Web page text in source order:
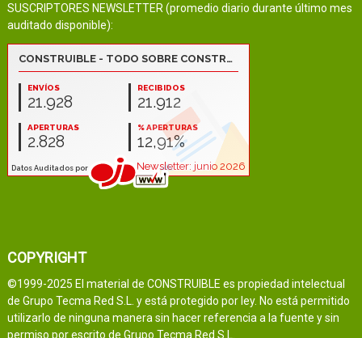
SUSCRIPTORES NEWSLETTER (promedio diario durante último mes
auditado disponible):
COPYRIGHT
©1999-2025 El material de CONSTRUIBLE es propiedad intelectual
de Grupo Tecma Red S.L. y está protegido por ley. No está permitido
utilizarlo de ninguna manera sin hacer referencia a la fuente y sin
permiso por escrito de Grupo Tecma Red S.L.